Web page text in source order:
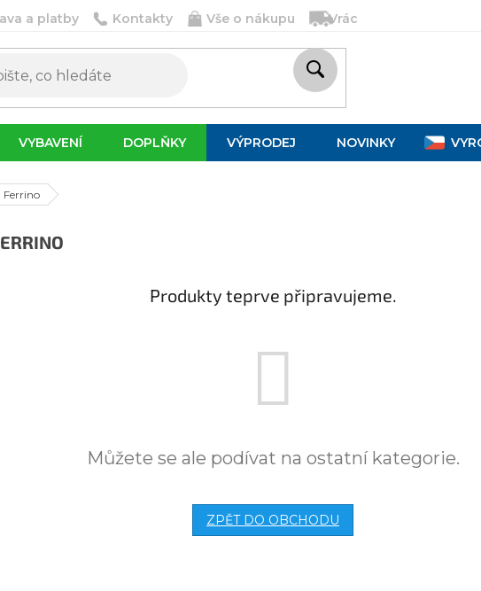
a platby Kontakty Vše o nákupu Vrácení, výměna a
VYBAVENÍ DOPLŇKY VÝPRODEJ NOVINKY
Ferrino
Produkty teprve připravujeme.
Můžete se ale podívat na ostatní kategorie.
ZPĚT DO OBCHODU